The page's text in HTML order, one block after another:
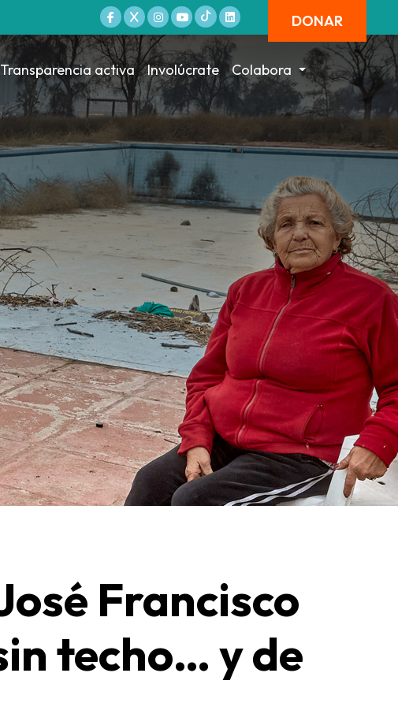
DONAR
Transparencia activa Involúcrate Colabora
Francisco
techo… y de